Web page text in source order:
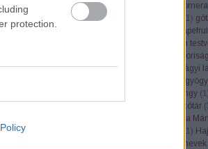
protection.
gombanevek ( Gomera
Google
(1) górugrány 1)
Grimm
(1) gyász (6) gyereknyelv gyermekágyi
gyöngy (1
gyümölcsnévszótár (
H. Varga
1)
halnevek